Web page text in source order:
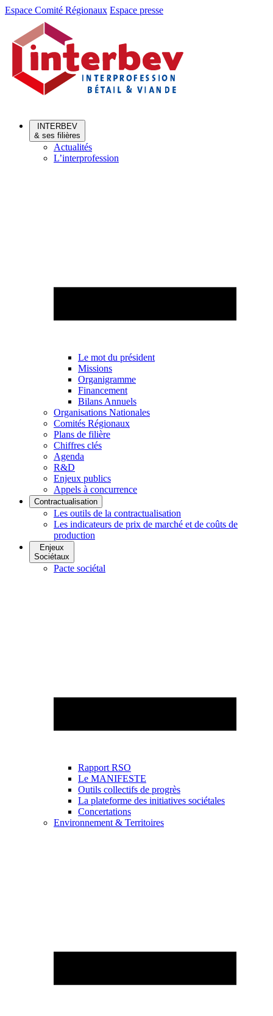
Aller
Aller
contenu
Espace Comité Régionaux Espace presse
INTERBEV
& ses filières
Actualités
L’interprofession
Le mot du président
Missions
Organigramme
Financement
Bilans Annuels
Organisations Nationales
Comités Régionaux
Plans de filière
Chiffres clés
Agenda
R&D
Enjeux publics
Appels à concurrence
Contractualisation
Les outils de la contractualisation
Les indicateurs de prix de marché et de coûts de
production
Enjeux
Sociétaux
Pacte sociétal
Rapport RSO
Le MANIFESTE
Outils collectifs de progrès
La plateforme des initiatives sociétales
Concertations
Environnement & Territoires